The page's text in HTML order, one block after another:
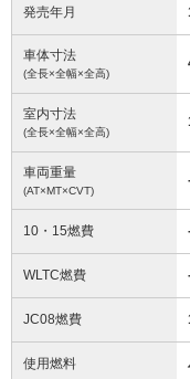
発売年月
車体寸法
(全長×全幅×全高)
室内寸法
(全長×全幅×全高)
車両重量
(AT×MT×CVT)
10・15燃費
WLTC燃費
JC08燃費
使用燃料